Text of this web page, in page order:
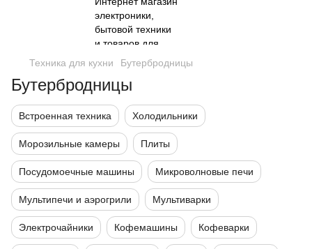
Техника для кухни Бутербродницы
Бутербродницы
Встроенная техника Холодильники
Морозильные камеры Плиты
Посудомоечные машины Микроволновые печи
Мультипечи и аэрогрили Мультиварки
Электрочайники Кофемашины Кофеварки